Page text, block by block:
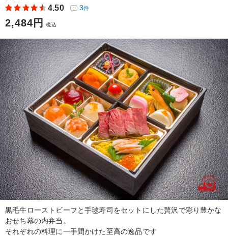
4.50 3件
2,484円 税込
黒毛牛ローストビーフと手毬寿司をセットにした贅沢で彩り豊かな
おせち幕の内弁当。
それぞれの料理に一手間かけた至高の逸品です